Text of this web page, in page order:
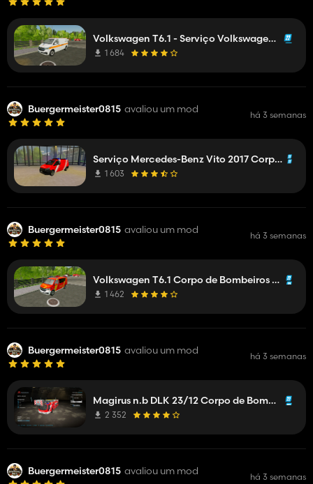
Volkswagen T6.1 - Serviço Volkswagen (fictício)
1 684
Buergermeister0815 avaliou um mod há 3 semanas
Serviço Mercedes-Benz Vito 2017 Corpo de Bombeiros de Mittelberg ELW 1 B
1 603
Buergermeister0815 avaliou um mod há 3 semanas
Volkswagen T6.1 Corpo de Bombeiros de Hanover ELW 1 e NEF
1 462
Buergermeister0815 avaliou um mod há 3 semanas
Magirus n.b DLK 23/12 Corpo de Bombeiros de Mittelberg
2 352
Buergermeister0815 avaliou um mod há 3 semanas